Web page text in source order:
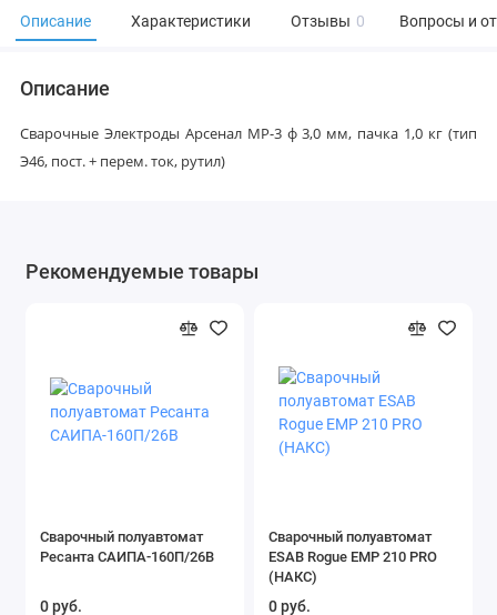
Описание Характеристики Отзывы 0 Вопросы и
Описание
Сварочные Электроды Арсенал МР-3 ф 3,0 мм, пачка 1,0 кг (тип
Э46, пост. + перем. ток, рутил)
Рекомендуемые товары
Сварочный полуавтомат
Ресанта САИПА-160П/26В
0 руб.
Сварочный полуавтомат
ESAB Rogue EMP 210 PRO
(НАКС)
0 руб.